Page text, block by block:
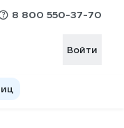
8 800 550-37-70
Войти